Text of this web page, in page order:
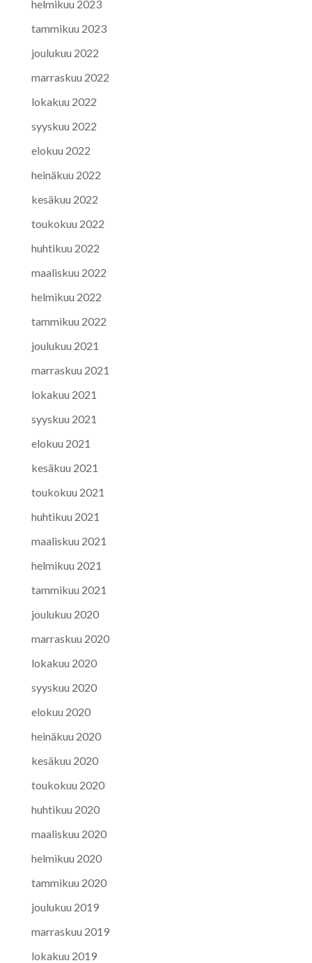
helmikuu 2023
tammikuu 2023
joulukuu 2022
marraskuu 2022
lokakuu 2022
syyskuu 2022
elokuu 2022
heinäkuu 2022
kesäkuu 2022
toukokuu 2022
huhtikuu 2022
maaliskuu 2022
helmikuu 2022
tammikuu 2022
joulukuu 2021
marraskuu 2021
lokakuu 2021
syyskuu 2021
elokuu 2021
kesäkuu 2021
toukokuu 2021
huhtikuu 2021
maaliskuu 2021
helmikuu 2021
tammikuu 2021
joulukuu 2020
marraskuu 2020
lokakuu 2020
syyskuu 2020
elokuu 2020
heinäkuu 2020
kesäkuu 2020
toukokuu 2020
huhtikuu 2020
maaliskuu 2020
helmikuu 2020
tammikuu 2020
joulukuu 2019
marraskuu 2019
lokakuu 2019